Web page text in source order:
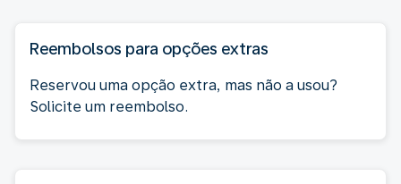
Reembolsos para opções extras
Reservou uma opção extra, mas não a usou?
Solicite um reembolso.